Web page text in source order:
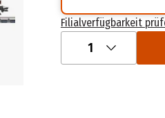
Filialverfügbarkeit
1